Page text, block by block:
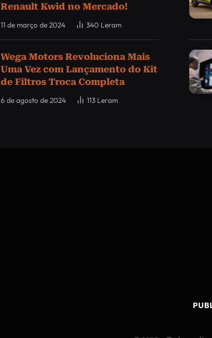
Renault Kwid no Mercado!
11 de março de 2024 340 Leram
Wega Motors Revoluciona Mais
Uma Vez com Lançamento do Kit
de Filtros Troca Completa
6 de agosto de 2024 113 Leram